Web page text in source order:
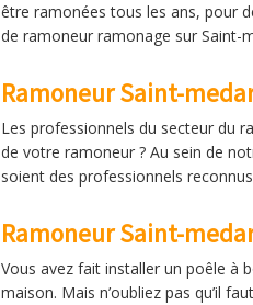
être ramonées tous les ans, pour
de ramoneur ramonage sur Saint-
Ramoneur Saint-
Les professionnels du secteur du
de votre ramoneur ? Au sein de
soient des professionnels
Ramoneur Saint-
Vous avez fait installer un poêle à
maison. Mais n’oubliez pas qu’il